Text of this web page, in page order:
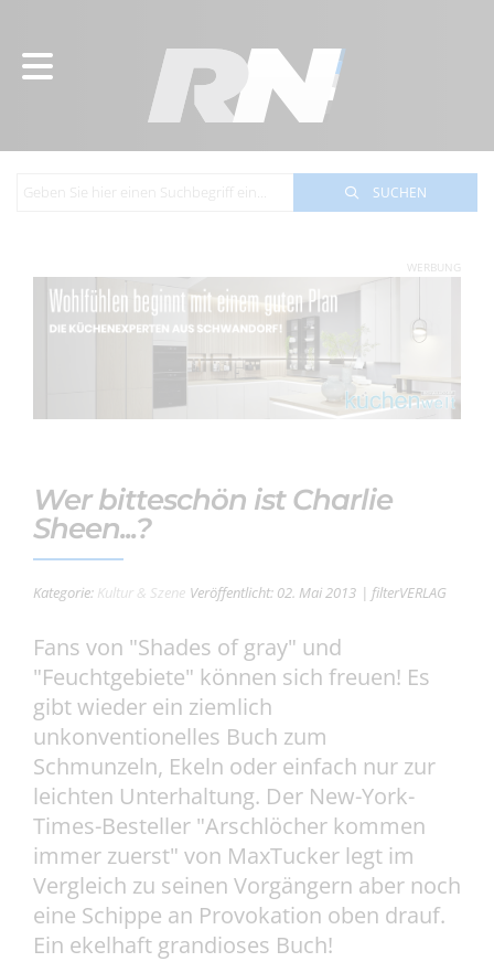
SUCHEN
WERBUNG
Wer bitteschön ist Charlie
Sheen...?
Kategorie: Kultur & Szene Veröffentlicht: 02. Mai 2013 | filterVERLAG
Fans von "Shades of gray" und
"Feuchtgebiete" können sich freuen! Es
gibt wieder ein ziemlich
unkonventionelles Buch zum
Schmunzeln, Ekeln oder einfach nur zur
leichten Unterhaltung. Der New-York-
Times-Besteller "Arschlöcher kommen
immer zuerst" von MaxTucker legt im
Vergleich zu seinen Vorgängern aber noch
eine Schippe an Provokation oben drauf.
Ein ekelhaft grandioses Buch!